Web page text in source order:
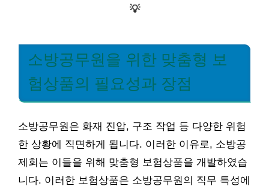
💡
소방공무원을 위한 맞춤형 보
험상품의 필요성과 장점
소방공무원은 화재 진압, 구조 작업 등 다양한 위험
한 상황에 직면하게 됩니다. 이러한 이유로, 소방공
제회는 이들을 위해 맞춤형 보험상품을 개발하였습
니다. 이러한 보험상품은 소방공무원의 직무 특성에